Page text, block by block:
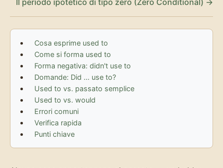
Cosa esprime used to
Come si forma used to
Forma negativa: didn't use to
Domande: Did … use to?
Used to vs. passato semplice
Used to vs. would
Errori comuni
Verifica rapida
Punti chiave